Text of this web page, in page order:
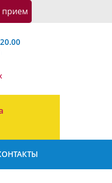
приeм